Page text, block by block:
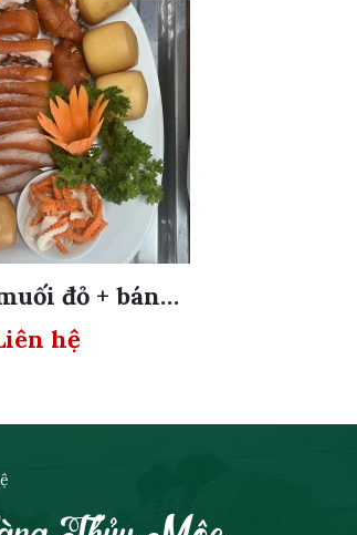
đỏ + bánh
baohệ